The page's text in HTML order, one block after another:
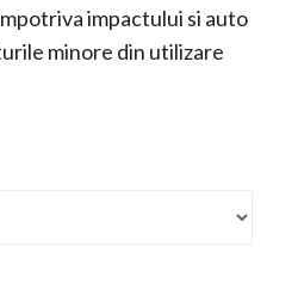
impactului si auto
minore din utilizare